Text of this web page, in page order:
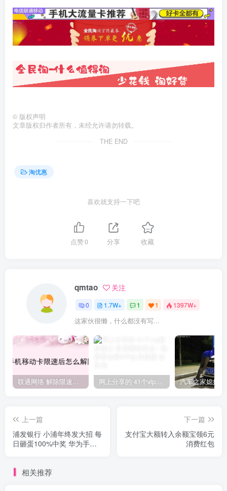
© 版权声明
文章版权归作者所有，未经允许请勿转载。
THE END
淘优惠
喜欢就支持一下吧
点赞0 分享 收藏
qmtao 关注
0 1.7W+ 1 1 1397W+
这家伙很懒，什么都没有写...
联通网络 解除限速方法参考！畅享、畅玩、老白干等及其它地区自测了 网上分享的 41个vip解析接口 有需要的拿去~ 免费看全网VIP会员视频
上一篇
浦发银行 小浦年终发大招 每
日砸蛋100%中奖 华为手
下一篇
支付宝大额转入余额宝领6元
消费红包
相关推荐